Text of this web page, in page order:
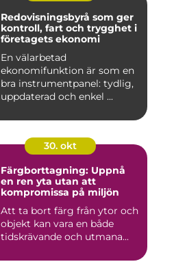
Redovisningsbyrå som ger
kontroll, fart och trygghet i
företagets ekonomi
En välarbetad
ekonomifunktion är som en
bra instrumentpanel: tydlig,
uppdaterad och enkel ...
30. okt
Färgborttagning: Uppnå
en ren yta utan att
kompromissa på miljön
Att ta bort färg från ytor och
objekt kan vara en både
tidskrävande och utmana...